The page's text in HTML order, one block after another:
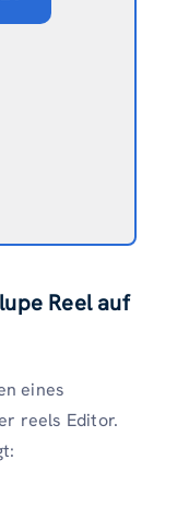
Reel auf
eines
reels Editor.